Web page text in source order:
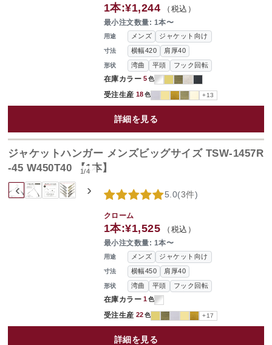
用途 メンズ ジャケット向け
寸法 横幅420 肩厚40
形状 湾曲 平頭 フック回転
在庫カラー 5色
受注生産 18色 +13
1本:¥1,244 （税込）
最小注文数量: 1本〜
詳細を見る
‹ ›
1/4
ジャケットハンガー メンズビッグサイズ TSW-1457R
-45 W450T40 【1本】
用途 メンズ ジャケット向け
寸法 横幅450 肩厚40
形状 湾曲 平頭 フック回転
在庫カラー 1色
受注生産 22色 +17
5.0(3件)
クローム
1本:¥1,525 （税込）
最小注文数量: 1本〜
詳細を見る